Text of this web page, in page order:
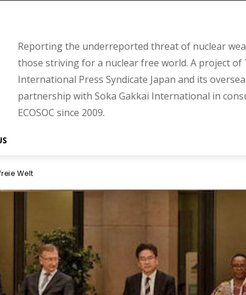
Reporting the underreported threat of nuclear
those striving for a nuclear free world. A project
International Press Syndicate Japan and its
partnership with Soka Gakkai International in
ECOSOC since 2009.
Welt